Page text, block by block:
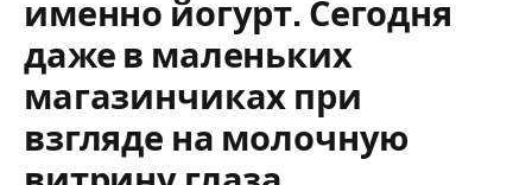
именно йогурт. Сегодня
даже в маленьких
магазинчиках при
взгляде на молочную